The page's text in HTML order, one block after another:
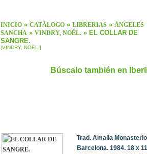
INICIO » CATÁLOGO » LIBRERIAS » ÁNGELES
SANCHA » VINDRY, NOËL. » EL COLLAR DE
SANGRE.
[VINDRY, NOËL.]
Búscalo también en
Trad. Amalia
Barcelona. 1984. 18 x